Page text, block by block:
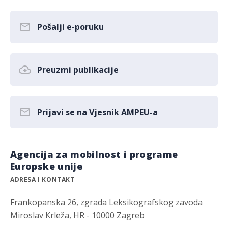
Pošalji e-poruku
Preuzmi publikacije
Prijavi se na Vjesnik AMPEU-a
Agencija za mobilnost i programe
Europske unije
ADRESA I KONTAKT
Frankopanska 26, zgrada Leksikografskog zavoda
Miroslav Krleža, HR - 10000 Zagreb